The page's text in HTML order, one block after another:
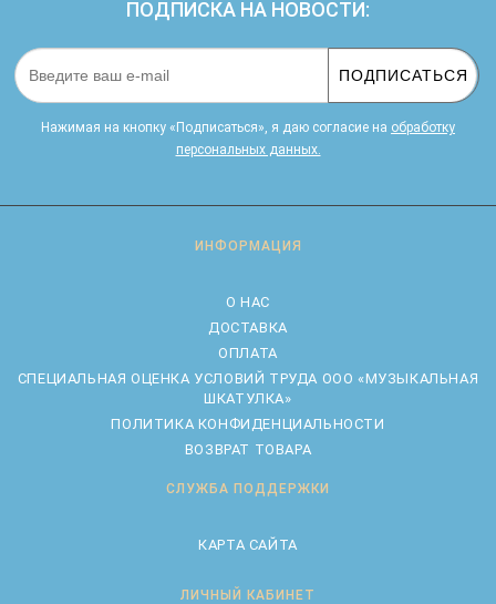
ПОДПИСКА НА НОВОСТИ:
ПОДПИСАТЬСЯ
Нажимая на кнопку «Подписаться», я даю cогласие на обработку
персональных данных.
ИНФОРМАЦИЯ
О НАС
ДОСТАВКА
ОПЛАТА
CПЕЦИАЛЬНАЯ ОЦЕНКА УСЛОВИЙ ТРУДА ООО «МУЗЫКАЛЬНАЯ
ШКАТУЛКА»
ПОЛИТИКА КОНФИДЕНЦИАЛЬНОСТИ
ВОЗВРАТ ТОВАРА
СЛУЖБА ПОДДЕРЖКИ
КАРТА САЙТА
ЛИЧНЫЙ КАБИНЕТ